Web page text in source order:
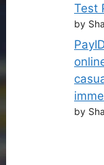
Test
by
by